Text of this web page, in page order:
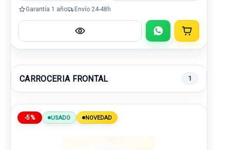
Garantía 1 año Envío 24-48h
CARROCERIA FRONTAL 1
-5% USADO NOVEDAD